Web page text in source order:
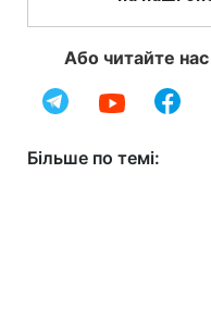
Або читайте
Більше по темі: